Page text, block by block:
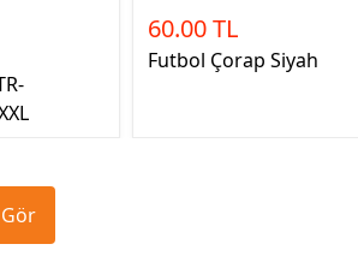
60.00 TL
Futbol Çorap Siyah